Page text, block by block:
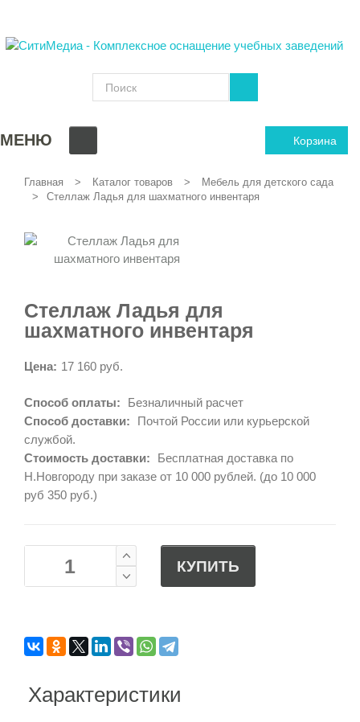
Корзина
МЕНЮ
Главная Каталог товаров
Мебель для детского сада
Стеллаж Ладья для шахматного инвентаря
Стеллаж Ладья для
шахматного инвентаря
Цена: 17 160 руб.
Способ оплаты:
Безналичный расчет
Способ доставки:
Почтой России или курьерской
службой.
Стоимость доставки:
Бесплатная доставка по
Н.Новгороду при заказе от 10 000 рублей. (до 10 000
руб 350 руб.)
КУПИТЬ
Характеристики